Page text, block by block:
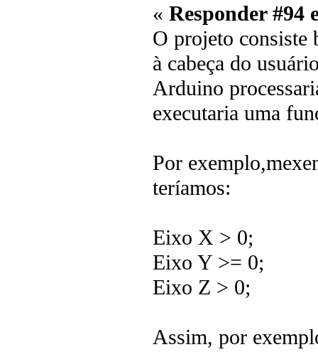
« Responder #94
O projeto consiste
à cabeça do
Arduino
executaria uma
Por
teríamos:
Eixo X > 0;
Eixo Y >= 0;
Eixo Z > 0;
Assim, por